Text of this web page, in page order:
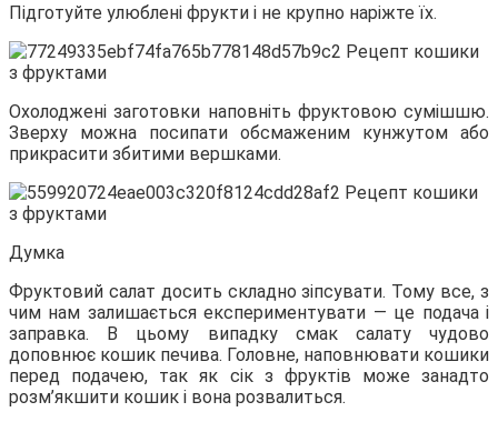
Підготуйте улюблені фрукти і не крупно наріжте їх.
Охолоджені заготовки наповніть фруктовою сумішшю.
Зверху можна посипати обсмаженим кунжутом або
прикрасити збитими вершками.
Думка
Фруктовий салат досить складно зіпсувати. Тому все, з
чим нам залишається експериментувати — це подача і
заправка. В цьому випадку смак салату чудово
доповнює кошик печива. Головне, наповнювати кошики
перед подачею, так як сік з фруктів може занадто
розм’якшити кошик і вона розвалиться.